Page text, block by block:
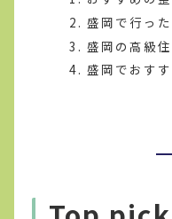
盛岡で行っ
盛岡の高級
盛岡でおす